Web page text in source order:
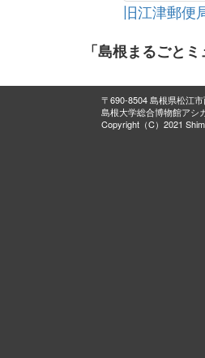
旧江津郵便
「島根まるごと
〒690-8504 島根県松江
島根大学総合博物館アシ
Copyright（C）2021